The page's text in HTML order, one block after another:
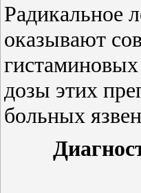
Радикальное
оказывают
дозы этих
больных